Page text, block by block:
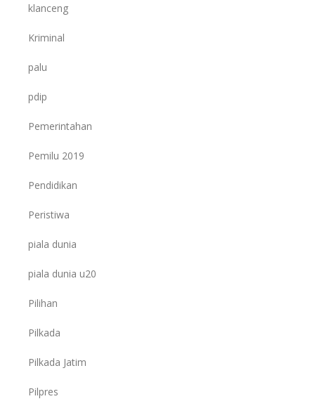
klanceng
Kriminal
palu
pdip
Pemerintahan
Pemilu 2019
Pendidikan
Peristiwa
piala dunia
piala dunia u20
Pilihan
Pilkada
Pilkada Jatim
Pilpres